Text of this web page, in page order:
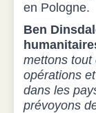
en Pologne.
Ben
mettons
opérations
dans les
prévoyons